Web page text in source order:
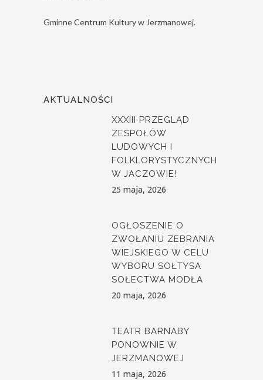
Gminne Centrum Kultury w Jerzmanowej.
AKTUALNOŚCI
XXXIII PRZEGLĄD
ZESPOŁÓW
LUDOWYCH I
FOLKLORYSTYCZNYCH
W JACZOWIE!
25 maja, 2026
OGŁOSZENIE O
ZWOŁANIU ZEBRANIA
WIEJSKIEGO W CELU
WYBORU SOŁTYSA
SOŁECTWA MODŁA
20 maja, 2026
TEATR BARNABY
PONOWNIE W
JERZMANOWEJ
11 maja, 2026